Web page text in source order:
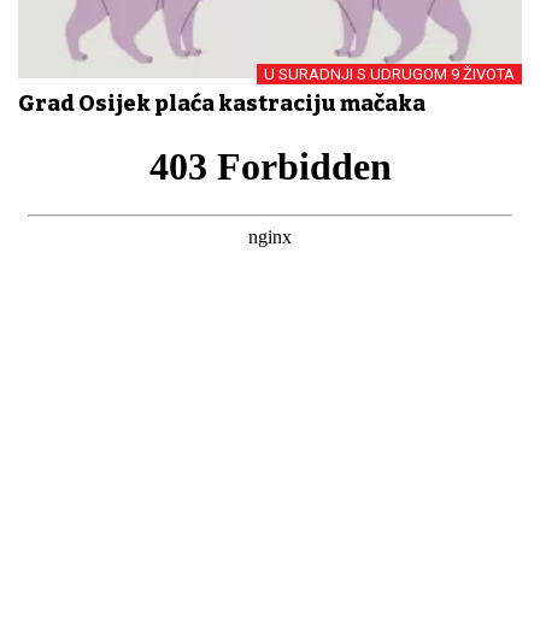
U SURADNJI S UDRUGOM 9 ŽIVOTA
Grad Osijek plaća kastraciju mačaka